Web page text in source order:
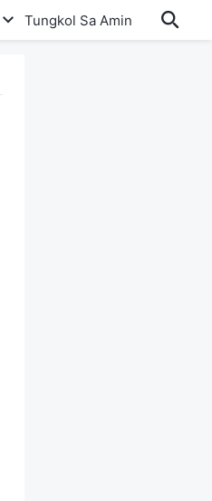
Tungkol Sa Amin